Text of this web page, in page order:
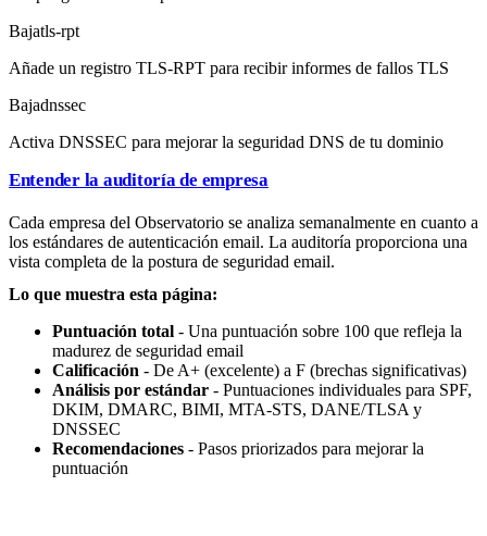
Bajatls-rpt
Añade un registro TLS-RPT para recibir informes de fallos TLS
Bajadnssec
Activa DNSSEC para mejorar la seguridad DNS de tu dominio
Entender la auditoría de empresa
Cada empresa del Observatorio se analiza semanalmente en cuanto a
los estándares de autenticación email. La auditoría proporciona una
vista completa de la postura de seguridad email.
Lo que muestra esta página:
Puntuación total - Una puntuación sobre 100 que refleja la
madurez de seguridad email
Calificación - De A+ (excelente) a F (brechas significativas)
Análisis por estándar - Puntuaciones individuales para SPF,
DKIM, DMARC, BIMI, MTA-STS, DANE/TLSA y
DNSSEC
Recomendaciones - Pasos priorizados para mejorar la
puntuación